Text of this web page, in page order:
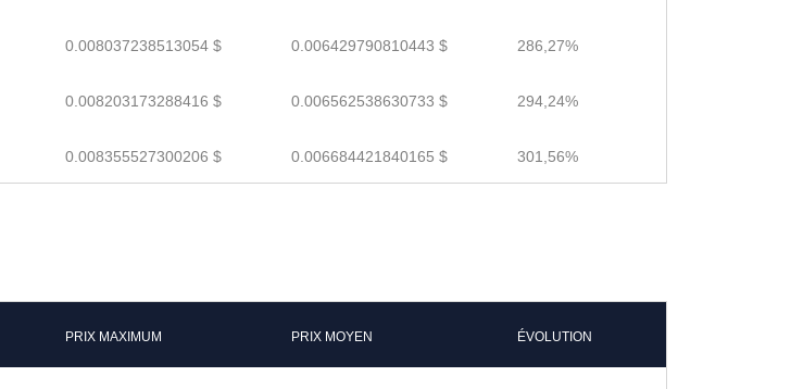
0.008037238513054 $ 0.006429790810443 $ 286,27%
0.008203173288416 $ 0.006562538630733 $ 294,24%
0.008355527300206 $ 0.006684421840165 $ 301,56%
PRIX MAXIMUM PRIX MOYEN ÉVOLUTION